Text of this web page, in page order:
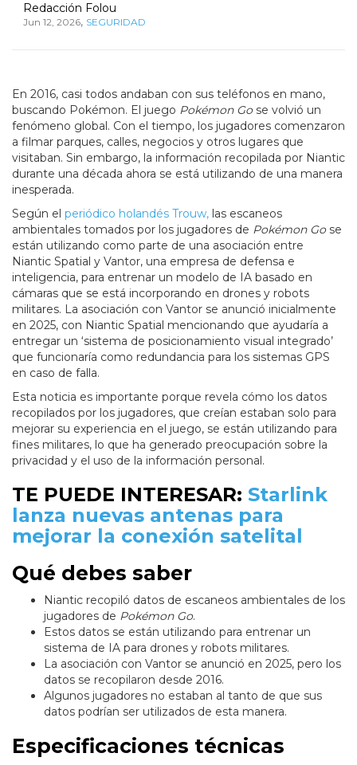
Redacción Folou
Jun 12, 2026, SEGURIDAD
En 2016, casi todos andaban con sus teléfonos en mano,
buscando Pokémon. El juego Pokémon Gose volvió un
fenómeno global. Con el tiempo, los jugadores comenzaron
a filmar parques, calles, negocios y otros lugares que
visitaban. Sin embargo, la información recopilada por Niantic
durante una década ahora se está utilizando de una manera
inesperada.
Según el periódico holandés Trouw, las escaneos
ambientales tomados por los jugadores de Pokémon Gose
están utilizando como parte de una asociación entre
Niantic Spatial y Vantor, una empresa de defensa e
inteligencia, para entrenar un modelo de IA basado en
cámaras que se está incorporando en drones y robots
militares. La asociación con Vantor se anunció inicialmente
en 2025, con Niantic Spatial mencionando que ayudaría a
entregar un ‘sistema de posicionamiento visual integrado’
que funcionaría como redundancia para los sistemas GPS
en caso de falla.
Esta noticia es importante porque revela cómo los datos
recopilados por los jugadores, que creían estaban solo para
mejorar su experiencia en el juego, se están utilizando para
fines militares, lo que ha generado preocupación sobre la
privacidad y el uso de la información personal.
TE PUEDE INTERESAR: Starlink
lanza nuevas antenas para
mejorar la conexión satelital
Qué debes saber
Niantic recopiló datos de escaneos ambientales de los
jugadores de Pokémon Go.
Estos datos se están utilizando para entrenar un
sistema de IA para drones y robots militares.
La asociación con Vantor se anunció en 2025, pero los
datos se recopilaron desde 2016.
Algunos jugadores no estaban al tanto de que sus
datos podrían ser utilizados de esta manera.
Especificaciones técnicas